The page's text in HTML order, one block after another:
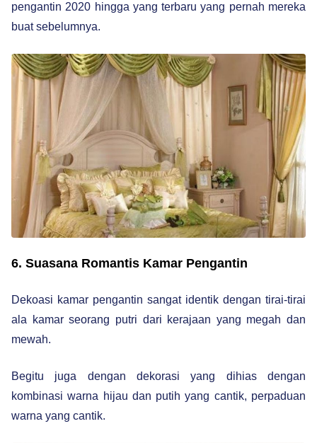
pengantin 2020 hingga yang terbaru yang pernah mereka
buat sebelumnya.
6. Suasana Romantis Kamar Pengantin
Dekoasi kamar pengantin sangat identik dengan tirai-tirai
ala kamar seorang putri dari kerajaan yang megah dan
mewah.
Begitu juga dengan dekorasi yang dihias dengan
kombinasi warna hijau dan putih yang cantik, perpaduan
warna yang cantik.